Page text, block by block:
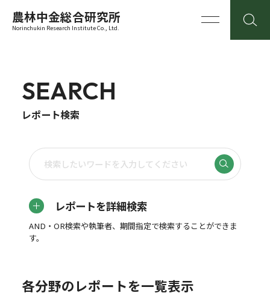
農林中金総合研究所
Norinchukin Research Institute Co., Ltd.
SEARCH
レポート検索
レポートを詳細検索
AND・OR検索や執筆者、期間指定で検索することができま
す。
各分野のレポートを一覧表示